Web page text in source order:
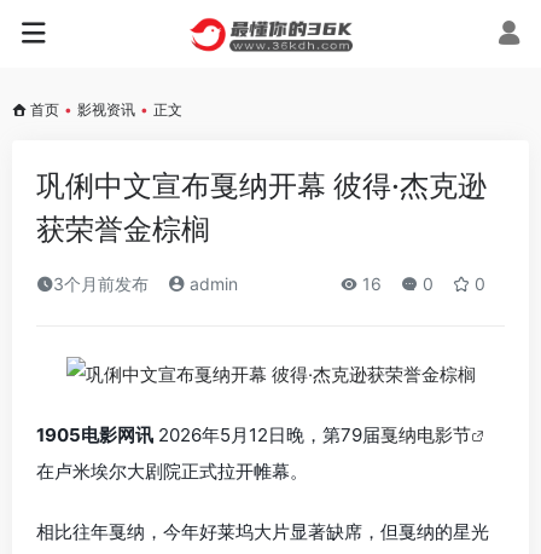
首页 • 影视资讯 • 正文
巩俐中文宣布戛纳开幕 彼得·杰克逊
获荣誉金棕榈
3个月前发布 admin 16 0 0
1905电影网讯 2026年5月12日晚，第79届戛纳电影节
在卢米埃尔大剧院正式拉开帷幕。
相比往年戛纳，今年好莱坞大片显著缺席，但戛纳的星光